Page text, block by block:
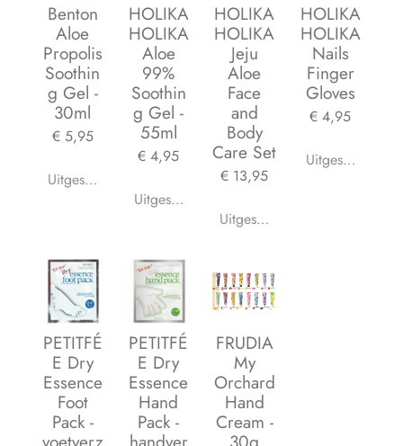
Benton
Aloe
Propolis
Soothin
g Gel -
30ml
€ 5,95
Uitgeschakeld
HOLIKA
HOLIKA
Aloe
99%
Soothin
g Gel -
55ml
€ 4,95
Uitgeschakeld
HOLIKA
HOLIKA
Jeju
Aloe
Face
and
Body
Care Set
€ 13,95
Uitgeschakeld
HOLIKA
HOLIKA
Nails
Finger
Gloves
€ 4,95
Uitgeschakeld
PETITFÉ
E Dry
Essence
Foot
Pack -
PETITFÉ
E Dry
Essence
Hand
Pack -
FRUDIA
My
Orchard
Hand
Cream -